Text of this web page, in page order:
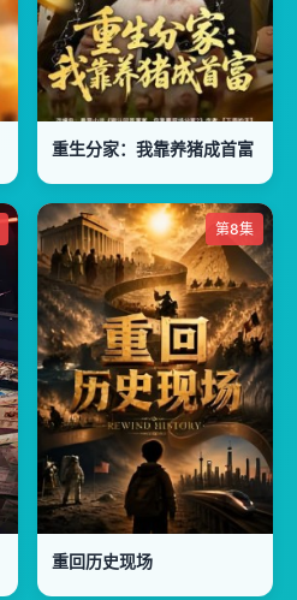
重生分家：我靠养猪成首富
第8集
重回历史现场